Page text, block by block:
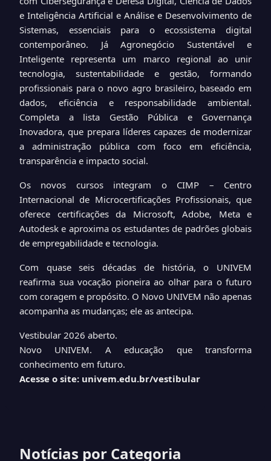
e Inteligência Artificial e Análise e Desenvolvimento de
Sistemas, essenciais para o ecossistema digital
contemporâneo. Já Agronegócio Sustentável e
Inteligente representa um marco regional ao unir
tecnologia, sustentabilidade e gestão, formando
profissionais para o novo agro brasileiro, baseado em
dados, eficiência e responsabilidade ambiental.
Completa a lista Gestão Pública e Governança
Inovadora, que prepara líderes capazes de modernizar
a administração pública com foco em eficiência,
transparência e impacto social.
Os novos cursos integram o CIMP – Centro
Internacional de Microcertificações Profissionais, que
oferece certificações da Microsoft, Adobe, Meta e
Autodesk e aproxima os estudantes de padrões globais
de empregabilidade e tecnologia.
Com quase seis décadas de história, o UNIVEM
reafirma sua vocação pioneira ao olhar para o futuro
com coragem e propósito. O Novo UNIVEM não apenas
acompanha as mudanças; ele as antecipa.
Vestibular 2026 aberto.
Novo UNIVEM. A educação que transforma
conhecimento em futuro.
Acesse o site: univem.edu.br/vestibular
Notícias por Categoria